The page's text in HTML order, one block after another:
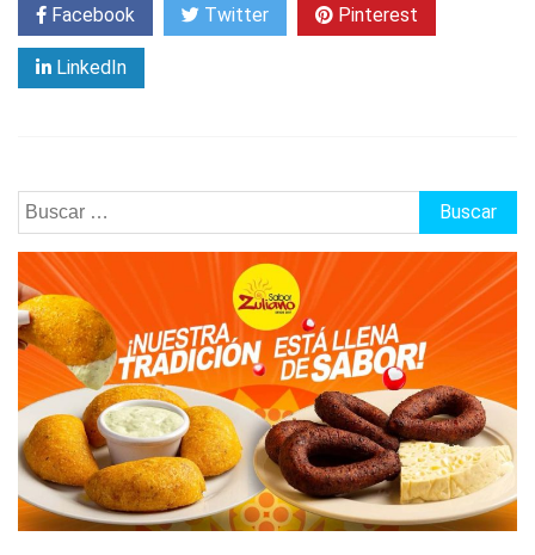
Facebook Twitter Pinterest
LinkedIn
Buscar: